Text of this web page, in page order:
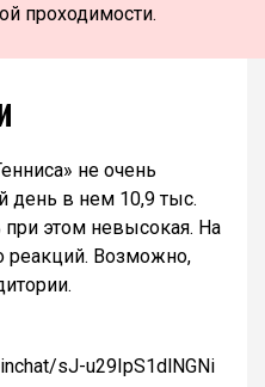
проходимости.
не очень
день в нем 10,9 тыс.
при этом невысокая. На
реакций. Возможно,
sJ-u29IpS1dlNGNi